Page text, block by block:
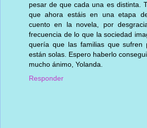
pesar de que cada una es distinta.
que ahora estáis en una etapa
cuento en la novela, por
frecuencia de lo que la sociedad
quería que las familias que sufren
están solas. Espero haberlo
mucho ánimo, Yolanda.
Responder